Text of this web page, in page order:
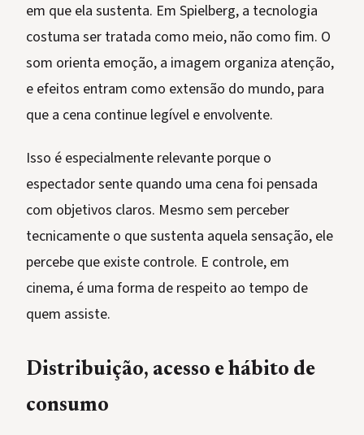
em que ela sustenta. Em Spielberg, a tecnologia
costuma ser tratada como meio, não como fim. O
som orienta emoção, a imagem organiza atenção,
e efeitos entram como extensão do mundo, para
que a cena continue legível e envolvente.
Isso é especialmente relevante porque o
espectador sente quando uma cena foi pensada
com objetivos claros. Mesmo sem perceber
tecnicamente o que sustenta aquela sensação, ele
percebe que existe controle. E controle, em
cinema, é uma forma de respeito ao tempo de
quem assiste.
Distribuição, acesso e hábito de
consumo